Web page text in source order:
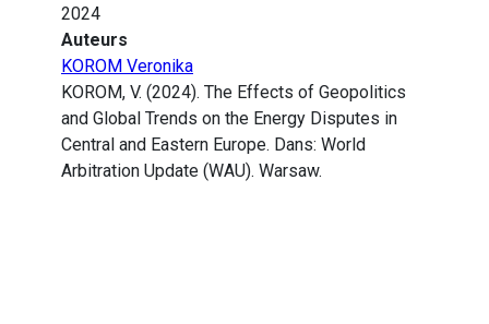
2024
Auteurs
KOROM Veronika
KOROM, V. (2024). The Effects of Geopolitics
and Global Trends on the Energy Disputes in
Central and Eastern Europe. Dans: World
Arbitration Update (WAU). Warsaw.